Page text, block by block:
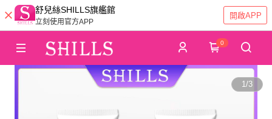
舒兒絲SHILLS旗艦館
立刻使用官方APP
開啟APP
0
1/3